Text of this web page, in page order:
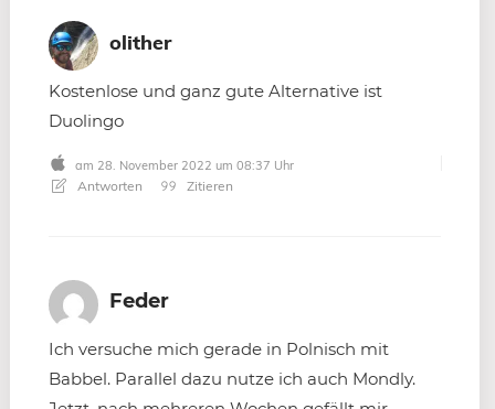
olither
Kostenlose und ganz gute Alternative ist
Duolingo
am 28. November 2022 um 08:37 Uhr
Antworten Zitieren
Feder
Ich versuche mich gerade in Polnisch mit
Babbel. Parallel dazu nutze ich auch Mondly.